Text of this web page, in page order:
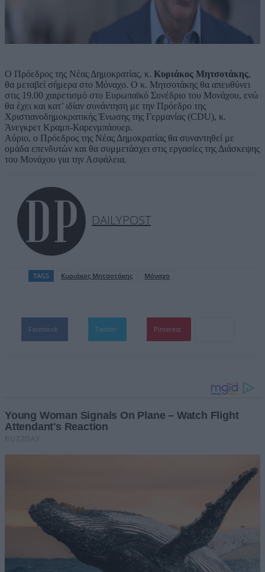
Ο Πρόεδρος της Νέας Δημοκρατίας, κ. Κυριάκος Μητσοτάκης,
θα μεταβεί σήμερα στο Μόναχο. O κ. Μητσοτάκης θα απευθύνει
στις 19.00 χαιρετισμό στο Ευρωπαϊκό Συνέδριο του Μονάχου, ενώ
θα έχει και κατ’ ιδίαν συνάντηση με την Πρόεδρο της
Χριστιανοδημοκρατικής Ένωσης της Γερμανίας (CDU), κ.
Άνεγκρετ Κραμπ-Καρενμπάουερ.
Αύριο, ο Πρόεδρος της Νέας Δημοκρατίας θα συναντηθεί με
ομάδα επενδυτών και θα συμμετάσχει στις εργασίες της Διάσκεψης
του Μονάχου για την Ασφάλεια.
DAILYPOST
TAGS Κυριάκος Μητσοτάκης Μόναχο
Facebook Twitter Pinterest